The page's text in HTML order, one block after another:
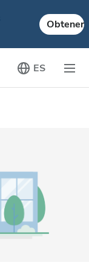
Obtener
ES